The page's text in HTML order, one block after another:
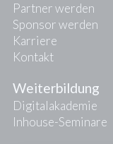
Partner werden
Sponsor werden
Karriere
Kontakt
Weiterbildung
Digitalakademie
Inhouse-Seminare